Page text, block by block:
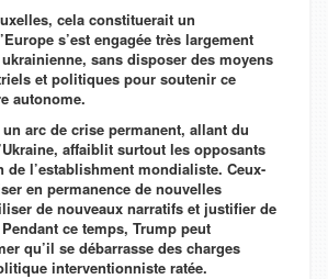
cela constituerait un
s’est engagée très largement
sans disposer des moyens
et politiques pour soutenir ce
autonome.
arc de crise permanent, allant du
affaiblit surtout les opposants
de l’establishment mondialiste. Ceux-
en permanence de nouvelles
de nouveaux narratifs et justifier de
ce temps, Trump peut
qu’il se débarrasse des charges
interventionniste ratée.